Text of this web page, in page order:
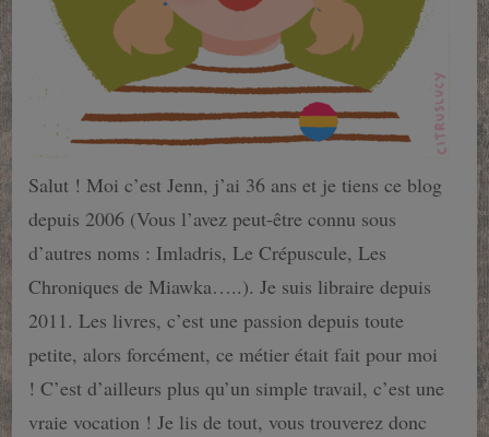
Salut ! Moi c’est Jenn, j’ai 36 ans et je tiens ce blog
depuis 2006 (Vous l’avez peut-être connu sous
d’autres noms : Imladris, Le Crépuscule, Les
Chroniques de Miawka…..). Je suis libraire depuis
2011. Les livres, c’est une passion depuis toute
petite, alors forcément, ce métier était fait pour moi
! C’est d’ailleurs plus qu’un simple travail, c’est une
vraie vocation ! Je lis de tout, vous trouverez donc